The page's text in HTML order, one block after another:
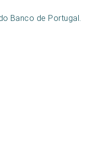
Banco de Portugal.